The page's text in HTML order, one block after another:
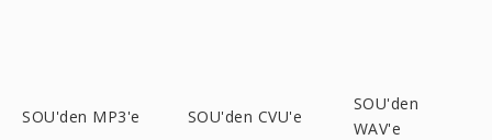
SOU'den MP3'e SOU'den CVU'e
SOU'den
WAV'e